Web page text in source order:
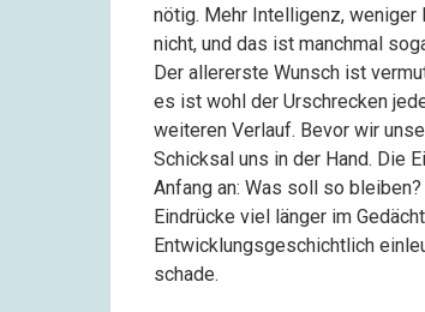
nötig. Mehr Intelligenz, weniger
nicht, und das ist manchmal
Der allererste Wunsch ist
es ist wohl der Urschrecken
weiteren Verlauf. Bevor wir
Schicksal uns in der Hand. Die
Anfang an: Was soll so
Eindrücke viel länger im
Entwicklungsgeschichtlich
schade.